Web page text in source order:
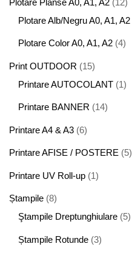
Plotare Alb/Negru A0, A1, A2
Plotare Color A0, A1, A2 (4)
Print OUTDOOR (15)
Printare AUTOCOLANT (1)
Printare BANNER (14)
Printare A4 & A3 (6)
Printare AFISE / POSTERE (5)
Printare UV Roll-up (1)
Ștampile (8)
Ştampile Dreptunghiulare (5)
Ștampile Rotunde (3)